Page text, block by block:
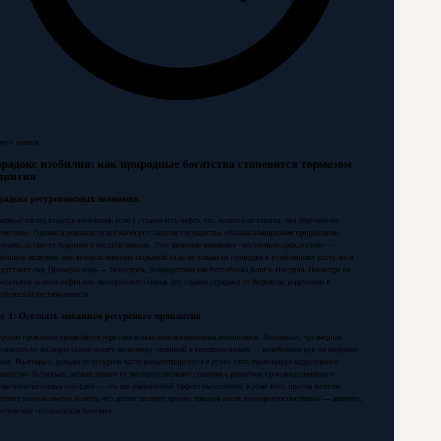
чтения
изобилия: как природные богатства становятся тормозом
ресурсоносных экономик
взгляд кажется логичным: если у страны есть нефть, газ, золото или алмазы, она обречена на
Однако в реальности всё наоборот: многие государства, обладая обширными природными
остаются бедными и нестабильными. Этот феномен называют «ресурсным проклятием» —
моделью, при которой наличие сырьевой базы не только не приводит к устойчивому росту, но и
ему. Примеры тому — Венесуэла, Демократическая Республика Конго, Нигерия. Несмотря на
залежи нефти или минерального сырья, эти страны страдают от бедности, коррупции и
нестабильности.
1: Осознать механизм ресурсного проклятия
проклятие проявляется через несколько взаимосвязанных механизмов. Во-первых, чрезмерная
от экспорта сырья делает экономику уязвимой к внешним шокам — колебаниям цен на мировых
Во-вторых, доходы от ресурсов часто концентрируются в руках элит, провоцируя коррупцию и
В-третьих, легкие деньги от экспорта снижают стимулы к развитию производственных и
отраслей — это так называемый эффект вытеснения. Кроме того, приток валюты
национальную валюту, что делает экспорт прочих товаров менее конкурентоспособным — явление,
как «голландская болезнь».